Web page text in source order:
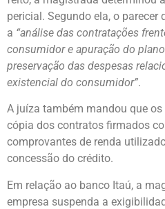
pericial. Segundo ela, o
a “análise das contratações
consumidor e apuração do
preservação das despesas
existencial do consumidor”.
A juíza também mandou que
cópia dos contratos firmados
comprovantes de renda
concessão do crédito.
Em relação ao banco Itaú, a
empresa suspenda a